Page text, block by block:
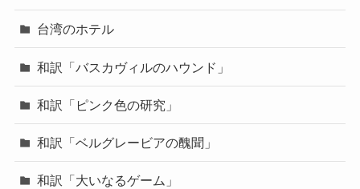
台湾のホテル
和訳「バスカヴィルのハウンド」
和訳「ピンク色の研究」
和訳「ベルグレービアの醜聞」
和訳「大いなるゲーム」